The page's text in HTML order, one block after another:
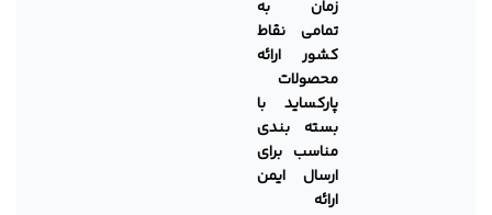
زمان به
تمامی نقاط
کشور
ارائه
محصولات
پارکساید با
بسته بندی
مناسب برای
ارسال ایمن
ارائه